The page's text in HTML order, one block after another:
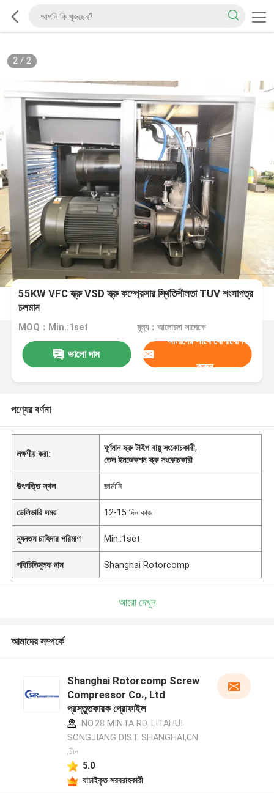
2/ 2
55KW VFC স্ক্রু VSD স্ক্রু কম্প্রেসার স্থিতিশীলতা TUV শংসাপত্র
চলমান
MOQ：Min.:1set মূল্য：আলোচনা সাপেক্ষে
ভালো দাম
আমাদের সাথে যোগাযোগ
করুন
পণ্যের বর্ণনা
লক্ষণীয় করা:
ঘূর্ণমান স্ক্রু টাইপ বায়ু সংকোচকারী,
তেল ইনজেকশন স্ক্রু সংকোচকারী
উৎপত্তি স্থল জার্মানি
ডেলিভারি সময় 12-15 দিন কাজ
ন্যূনতম চাহিদার পরিমাণ Min.:1set
পরিচিতিমুলক নাম Shanghai Rotorcomp
আরো দেখুন
আমাদের সম্পর্কে
Shanghai Rotorcomp Screw
Compressor Co., Ltd
প্রস্তুতকারক প্রোফাইল
NO.28 MINTA RD. LITAHUI
SONGJIANG DIST. SHANGHAI,CN
,চীন
5.0
যাচাইকৃত সরবরাহকারী